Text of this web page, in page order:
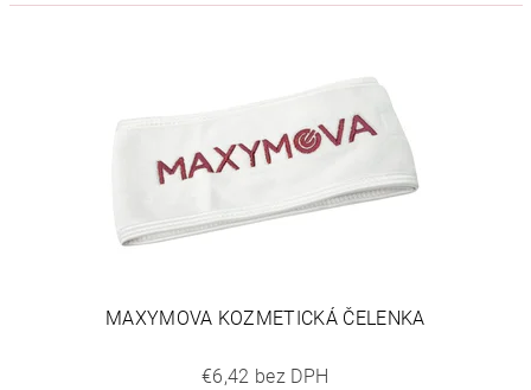
MAXYMOVA KOZMETICKÁ ČELENKA
€6,42 bez DPH